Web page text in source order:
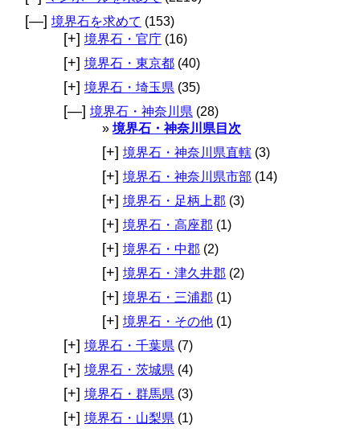
[—] 境界石を求めて (153)
[+] 境界石・官庁 (16)
[+] 境界石・東京都 (40)
[+] 境界石・埼玉県 (35)
[—] 境界石・神奈川県 (28)
境界石・神奈川県目次
[+] 境界石・神奈川県直轄 (3)
[+] 境界石・神奈川県市部 (14)
[+] 境界石・足柄上郡 (3)
[+] 境界石・高座郡 (1)
[+] 境界石・中郡 (2)
[+] 境界石・津久井郡 (2)
[+] 境界石・三浦郡 (1)
[+] 境界石・その他 (1)
[+] 境界石・千葉県 (7)
[+] 境界石・茨城県 (4)
[+] 境界石・群馬県 (3)
[+] 境界石・山梨県 (1)